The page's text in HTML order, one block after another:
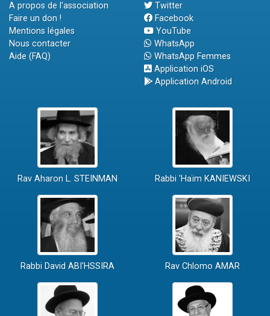
A propos de l'association
Faire un don !
Mentions légales
Nous contacter
Aide (FAQ)
Twitter
Facebook
YouTube
WhatsApp
WhatsApp Femmes
Application iOS
Application Android
Rav Aharon L. STEINMAN Rabbi 'Haïm KANIEWSKI
Rabbi David ABI'HSSIRA Rav Chlomo AMAR